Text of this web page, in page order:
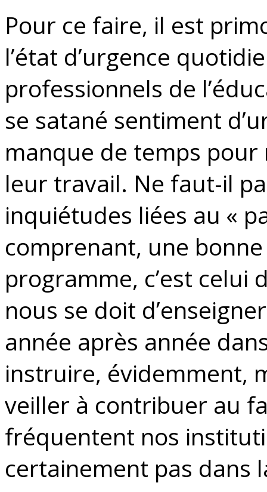
Pour ce faire, il est
l’état d’urgence
professionnels de
se satané sentiment
manque de temps
leur travail. Ne faut-il
inquiétudes liées au «
comprenant, une
programme, c’est celui
nous se doit
année après année
instruire, évidemment,
veiller à contribuer au
fréquentent nos
certainement pas dans